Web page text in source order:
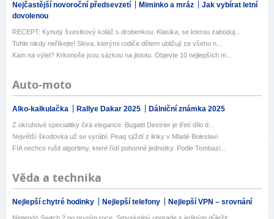
Nejčastější novoroční předsevzetí Miminko a mráz
Jak vybírat letní
dovolenou
RECEPT: Kynutý švestkový koláč s drobenkou. Klasika, se kterou zaboduj...
Tohle nikdy neříkejte! Slova, kterými rodiče dětem ubližují ze všeho n...
Kam na výlet? Krkonoše jsou sázkou na jistotu. Objevte 10 nejlepších m...
Auto-moto
Alko-kalkulačka Rallye Dakar 2025 Dálniční známka 2025
Z okruhové specialitky čirá elegance. Bugatti Destrier je třetí dílo d...
Největší škodovka už se vyrábí. Peaq sjíždí z linky v Mladé Boleslavi
FIA nechce rušit algoritmy, které řídí pohonné jednotky. Podle Tombazi...
Věda a technika
Nejlepší chytré hodinky Nejlepší telefony Nejlepší VPN – srovnání